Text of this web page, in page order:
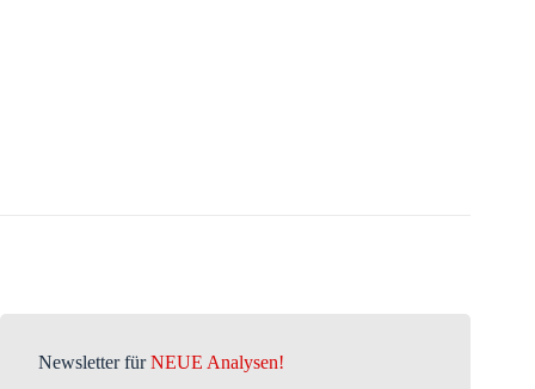
Newsletter fürNEUE Analysen!